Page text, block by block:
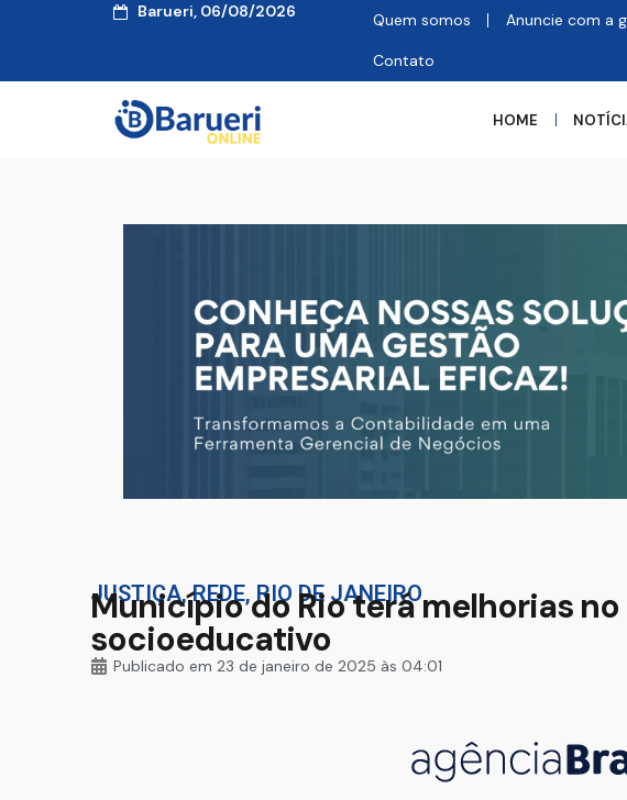
Barueri, 06/08/2026 Quem somos Anuncie com a
Contato
HOME
JUSTIÇA,REDE, RIO DE JANEIRO
Município do Rio terá melhorias
socioeducativo
Publicado em 23 de janeiro de 2025 às 04:01